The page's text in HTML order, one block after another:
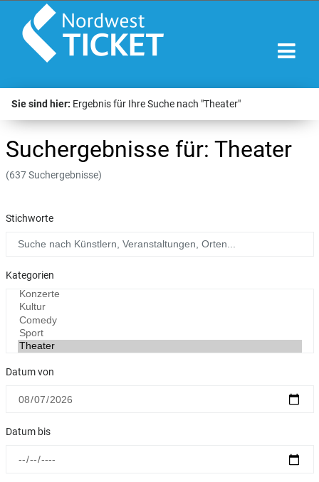
Sie sind hier: Ergebnis für Ihre Suche nach "Theater"
Suchergebnisse für: Theater
(637 Suchergebnisse)
Stichworte
Kategorien
Datum von
Datum bis